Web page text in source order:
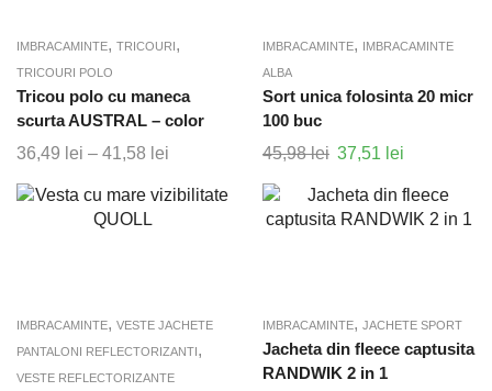
IMBRACAMINTE, TRICOURI ,
TRICOURI POLO
Tricou polo cu maneca
scurta AUSTRAL – color
36,49 lei – 41,58 lei
prețuri:
IMBRACAMINTE,
IMBRACAMINTE
ALBA
Sort unica folosinta 20 micr
100 buc
45,98lei Prețul
a
37,51 lei
este:
IMBRACAMINTE, VESTE JACHETE
PANTALONI REFLECTORIZANTI ,
VESTE REFLECTORIZANTE
IMBRACAMINTE, JACHETE SPORT
Jacheta din fleece captusita
RANDWIK 2 in 1